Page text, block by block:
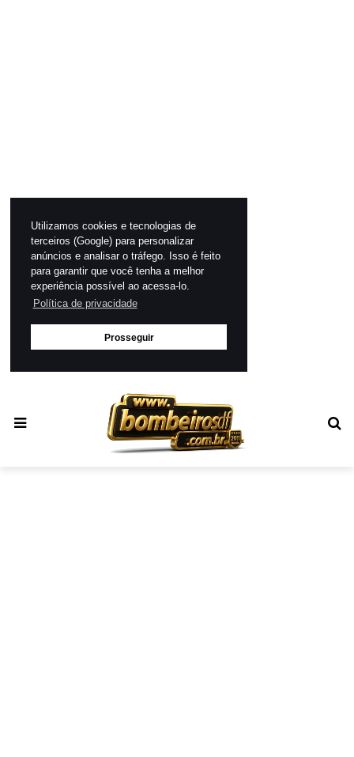
Utilizamos cookies e tecnologias de
terceiros (Google) para personalizar
anúncios e analisar o tráfego. Isso é feito
para garantir que você tenha a melhor
experiência possível ao acessa-lo.
Política de privacidade
Prosseguir